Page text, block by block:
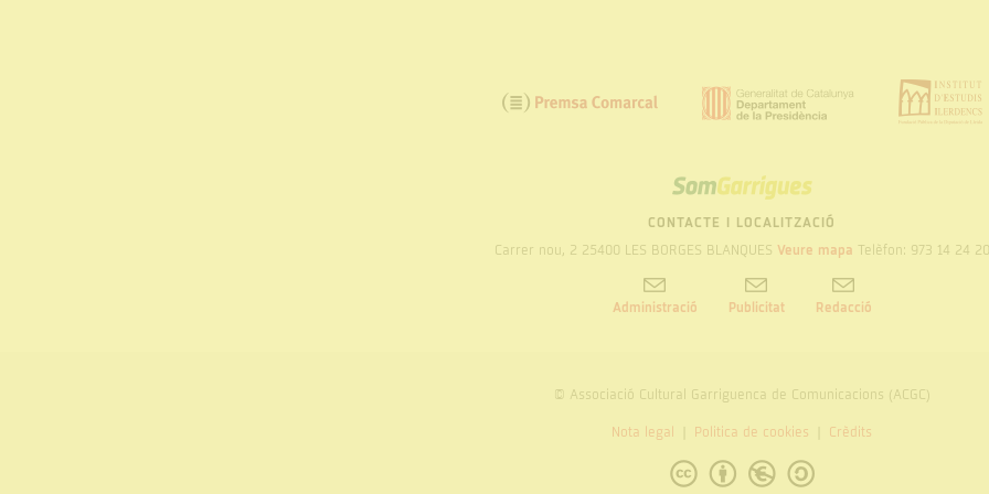
SOM
GARRIGUES
CONTACTE I LOCALITZACIÓ
Carrer nou, 2 25400 LES BORGES BLANQUES Veure mapa Telèfon: 973 14 24 20
Administració Publicitat Redacció
© Associació Cultural Garriguenca de Comunicacions (ACGC)
Nota legal Politica de cookies Crèdits